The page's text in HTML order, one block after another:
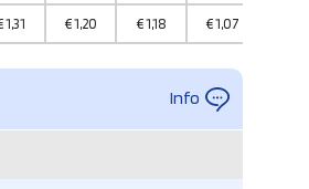
1,31 €1,20 €1,18 €1,07
Info